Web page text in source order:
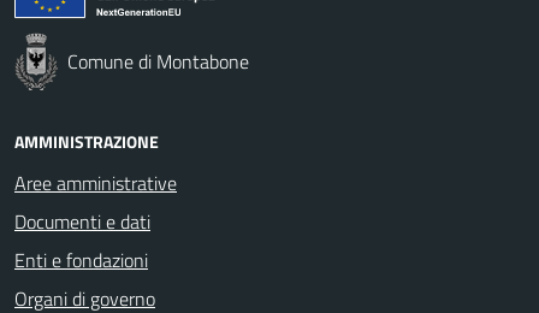
Comune di Montabone
AMMINISTRAZIONE
Aree amministrative
Documenti e dati
Enti e fondazioni
Organi di governo